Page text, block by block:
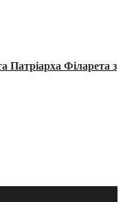
Патріарха Філарета з